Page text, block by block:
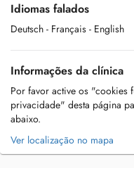
Idiomas falados
Deutsch - Français - English
Informações da clínica
Por favor active os
privacidade" desta página
abaixo.
Ver localização no mapa